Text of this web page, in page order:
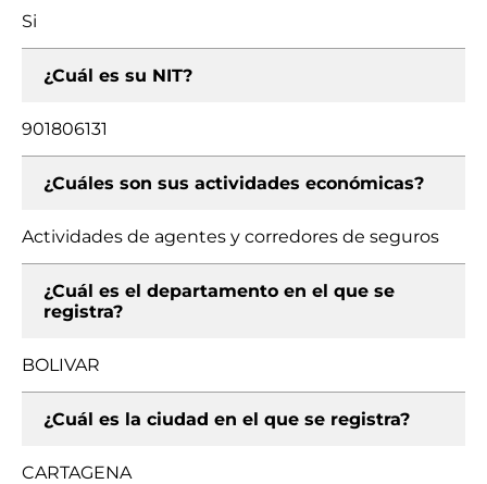
Si
¿Cuál es su NIT?
901806131
¿Cuáles son sus actividades económicas?
Actividades de agentes y corredores de seguros
¿Cuál es el departamento en el que se
registra?
BOLIVAR
¿Cuál es la ciudad en el que se registra?
CARTAGENA